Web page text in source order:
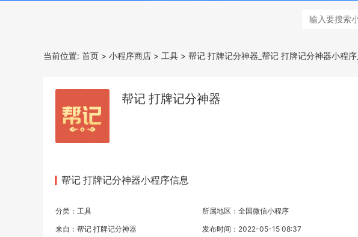
当前位置: 首页 > 小程序商店 > 工具 > 帮记 打牌记分神器_帮记 打牌记分神器小程
帮记 打牌记分神器
帮记 打牌记分神器小程序信息
分类： 工具
所属地区：全国微信小程序
来自：帮记 打牌记分神器
发布时间：2022-05-15 08:37